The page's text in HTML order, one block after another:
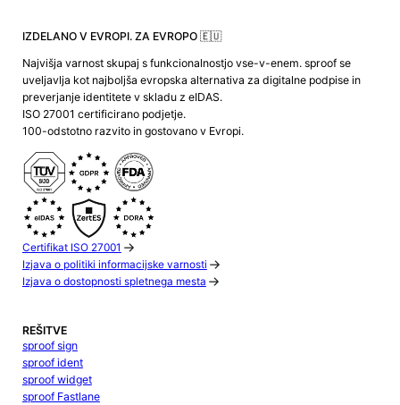
IZDELANO V EVROPI. ZA EVROPO 🇪🇺
Najvišja varnost skupaj s funkcionalnostjo vse-v-enem. sproof se
uveljavlja kot najboljša evropska alternativa za digitalne podpise in
preverjanje identitete v skladu z eIDAS.
ISO 27001 certificirano podjetje.
100-odstotno razvito in gostovano v Evropi.
Certifikat ISO 27001
Izjava o politiki informacijske varnosti
Izjava o dostopnosti spletnega mesta
REŠITVE
sproof sign
sproof ident
sproof widget
sproof Fastlane